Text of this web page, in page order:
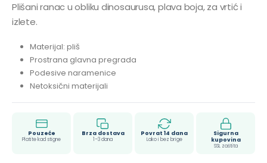
Plišani ranac u obliku dinosaurusa, plava boja, za vrtić i
izlete.
Materijal: pliš
Prostrana glavna pregrada
Podesive naramenice
Netoksični materijali
Pouzeće
Platite kad stigne
Brza dostava
1–3 dana
Povrat 14 dana
Lako i bez brige
Sigurna
kupovina
SSL zaštita